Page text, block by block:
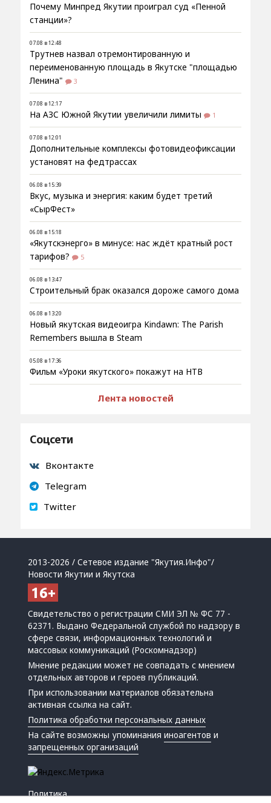
Почему Минпред Якутии проиграл суд «Пенной
станции»?
07.08 в 12:48
Трутнев назвал отремонтированную и
переименованную площадь в Якутске "площадью
Ленина"
3
07.08 в 12:17
На АЗС Южной Якутии увеличили лимиты 1
07.08 в 12:01
Дополнительные комплексы фотовидеофиксации
установят на федтрассах
06.08 в 15:39
Вкус, музыка и энергия: каким будет третий
«СырФест»
06.08 в 15:18
«Якутскэнерго» в минусе: нас ждёт кратный рост
тарифов?
5
06.08 в 13:47
Строительный брак оказался дороже самого дома
06.08 в 13:20
Новый якутская видеоигра Kindawn: The Parish
Remembers вышла в Steam
05.08 в 17:36
Фильм «Уроки якутского» покажут на НТВ
Лента новостей
Соцсети
Вконтакте
Telegram
Twitter
2013-2026 / Сетевое издание "Якутия.Инфо"/
Новости Якутии и Якутска
Свидетельство о регистрации СМИ ЭЛ № ФС 77 -
62371. Выдано Федеральной службой по надзору в
сфере связи, информационных технологий и
массовых коммуникаций (Роскомнадзор)
Мнение редакции может не совпадать с мнением
отдельных авторов и героев публикаций.
При использовании материалов обязательна
активная ссылка на сайт.
Политика обработки персональных данных
На сайте возможны упоминанияиноагентов и
запрещенных организаций
Политика